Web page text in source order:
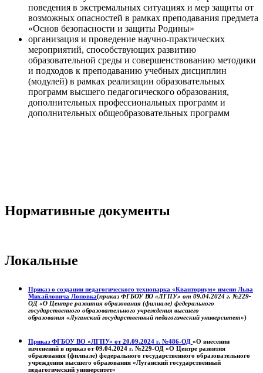
поведения в экстремальных ситуациях и мер защиты от
возможных опасностей в рамках преподавания предмета
«Основ безопасности и защиты Родины»
организация и проведение научно-практических
мероприятий, способствующих развитию
образовательной среды и совершенствованию методики
и подходов к преподаванию учебных дисциплин
(модулей) в рамках реализации образовательных
программ высшего педагогического образования,
дополнительных профессиональных программ и
дополнительных общеобразовательных программ
Нормативные документы
Локальные
Приказ о создании педагогического технопарка «Кванториум» имени Льва
Михайловича Лоповка(приказ ФГБОУ ВО «ЛГПУ» от 09.04.2024 г. №229-
ОД «О Центре развития образования (филиале) федерального
государственного образовательного учреждения высшего
образования «Луганский государственный педагогический университет»)
Приказ ФГБОУ ВО «ЛГПУ» от 20.09.2024 г. №486-ОД «О внесении
изменений в приказ от 09.04.2024 г. №229-ОД «О Центре развития
образования (филиале) федерального государственного образовательного
учреждения высшего образования «Луганский государственный
педагогический университет»